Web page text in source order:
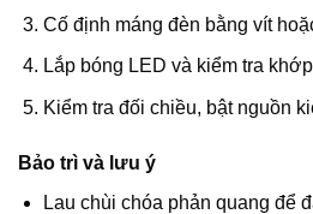
Cố định máng đèn bằng vít
Lắp bóng LED và kiểm tra
Kiểm tra đối chiều, bật nguồn
Bảo trì và lưu ý
Lau chùi chóa phản quang để